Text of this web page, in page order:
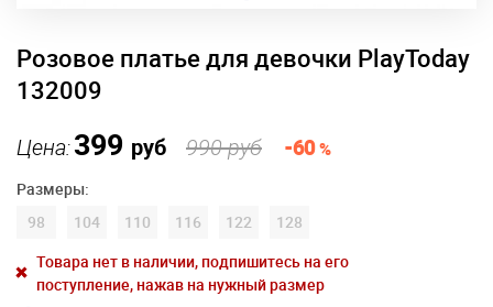
Розовое платье для девочки PlayToday
132009
Цена:399 руб 990 руб -60%
Размеры:
98
104 110 116 122
128
Товара нет в наличии, подпишитесь на его
поступление, нажав на нужный размер